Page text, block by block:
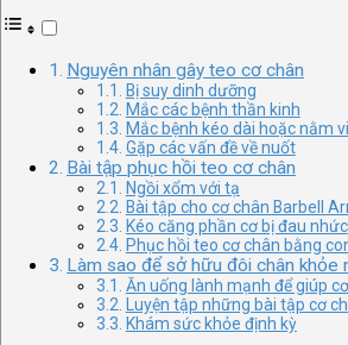
Nguyên nhân gây teo cơ chân
Bị suy dinh dưỡng
Mắc các bệnh thần kinh
Mắc bệnh kéo dài hoặc nằm
Gặp các vấn đề về nuốt
Bài tập phục hồi teo cơ chân
Ngồi xổm với tạ
Bài tập cho cơ chân Barbell
Kéo căng phần cơ bị đau nhức
Phục hồi teo cơ chân bằng
Làm sao để sở hữu đôi chân khỏe
Ăn uống lành mạnh để giúp
Luyện tập những bài tập cơ
Khám sức khỏe định kỳ